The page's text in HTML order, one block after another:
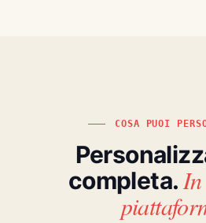
COSA PUOI
completa.